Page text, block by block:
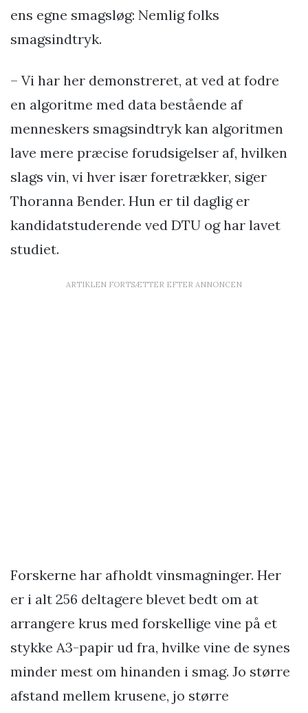
ens egne smagsløg: Nemlig folks
smagsindtryk.
– Vi har her demonstreret, at ved at fodre
en algoritme med data bestående af
menneskers smagsindtryk kan algoritmen
lave mere præcise forudsigelser af, hvilken
slags vin, vi hver især foretrækker, siger
Thoranna Bender. Hun er til daglig er
kandidatstuderende ved DTU og har lavet
studiet.
ARTIKLEN FORTSÆTTER EFTER ANNONCEN
Forskerne har afholdt vinsmagninger. Her
er i alt 256 deltagere blevet bedt om at
arrangere krus med forskellige vine på et
stykke A3-papir ud fra, hvilke vine de synes
minder mest om hinanden i smag. Jo større
afstand mellem krusene, jo større